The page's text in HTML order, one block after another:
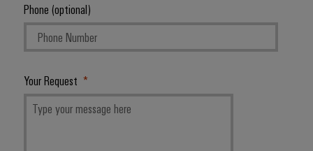
Phone (optional)
Your Request